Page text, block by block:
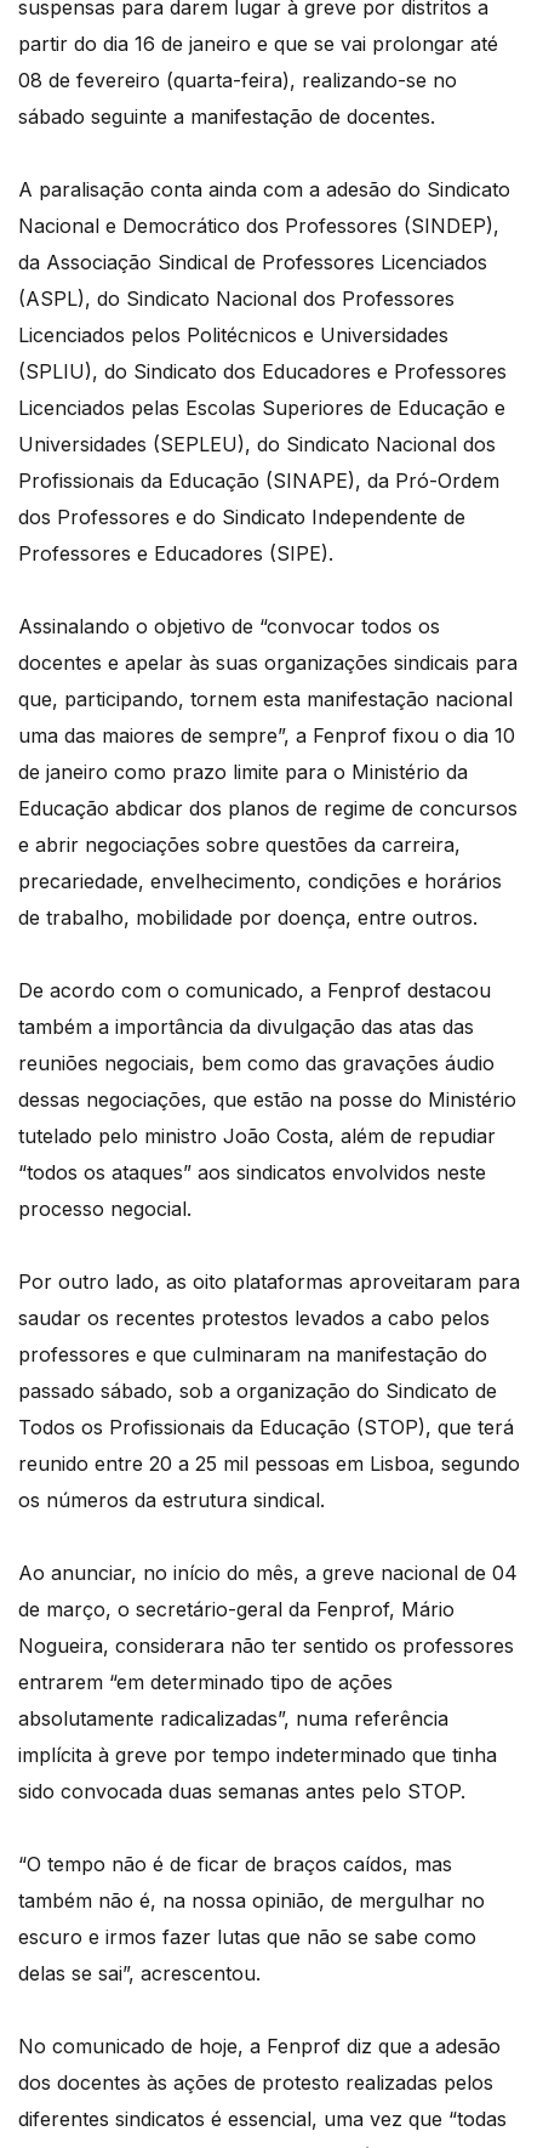
suspensas para darem lugar à greve por distritos a
partir do dia 16 de janeiro e que se vai prolongar até
08 de fevereiro (quarta-feira), realizando-se no
sábado seguinte a manifestação de docentes.
A paralisação conta ainda com a adesão do Sindicato
Nacional e Democrático dos Professores (SINDEP),
da Associação Sindical de Professores Licenciados
(ASPL), do Sindicato Nacional dos Professores
Licenciados pelos Politécnicos e Universidades
(SPLIU), do Sindicato dos Educadores e Professores
Licenciados pelas Escolas Superiores de Educação e
Universidades (SEPLEU), do Sindicato Nacional dos
Profissionais da Educação (SINAPE), da Pró-Ordem
dos Professores e do Sindicato Independente de
Professores e Educadores (SIPE).
Assinalando o objetivo de “convocar todos os
docentes e apelar às suas organizações sindicais para
que, participando, tornem esta manifestação nacional
uma das maiores de sempre”, a Fenprof fixou o dia 10
de janeiro como prazo limite para o Ministério da
Educação abdicar dos planos de regime de concursos
e abrir negociações sobre questões da carreira,
precariedade, envelhecimento, condições e horários
de trabalho, mobilidade por doença, entre outros.
De acordo com o comunicado, a Fenprof destacou
também a importância da divulgação das atas das
reuniões negociais, bem como das gravações áudio
dessas negociações, que estão na posse do Ministério
tutelado pelo ministro João Costa, além de repudiar
“todos os ataques” aos sindicatos envolvidos neste
processo negocial.
Por outro lado, as oito plataformas aproveitaram para
saudar os recentes protestos levados a cabo pelos
professores e que culminaram na manifestação do
passado sábado, sob a organização do Sindicato de
Todos os Profissionais da Educação (STOP), que terá
reunido entre 20 a 25 mil pessoas em Lisboa, segundo
os números da estrutura sindical.
Ao anunciar, no início do mês, a greve nacional de 04
de março, o secretário-geral da Fenprof, Mário
Nogueira, considerara não ter sentido os professores
entrarem “em determinado tipo de ações
absolutamente radicalizadas”, numa referência
implícita à greve por tempo indeterminado que tinha
sido convocada duas semanas antes pelo STOP.
“O tempo não é de ficar de braços caídos, mas
também não é, na nossa opinião, de mergulhar no
escuro e irmos fazer lutas que não se sabe como
delas se sai”, acrescentou.
No comunicado de hoje, a Fenprof diz que a adesão
dos docentes às ações de protesto realizadas pelos
diferentes sindicatos é essencial, uma vez que “todas